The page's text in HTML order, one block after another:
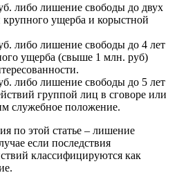
либо лишение свободы до двух
крупного ущерба и корыстной
либо лишение свободы до 4 лет
ущерба (свыше 1 млн. руб)
либо лишение свободы до 5 лет
группой лиц в сговоре или
служебное положение.
по этой статье – лишение
если последствия
классифицируются как